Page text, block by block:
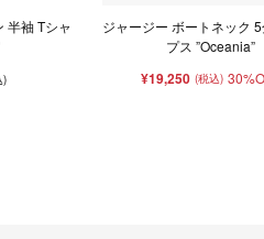
半袖 Tシャ
)
ジャージー ボートネック
プス ”Oceania”
¥19,250 (税込)